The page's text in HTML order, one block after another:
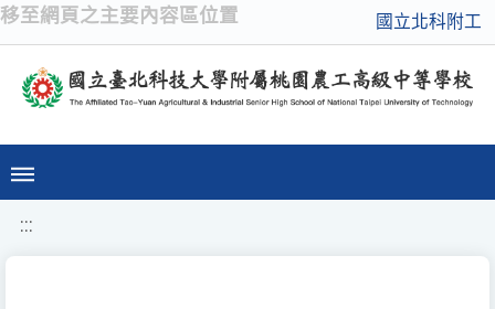
移至網頁之主要內容區位置 國立北科附工
:::